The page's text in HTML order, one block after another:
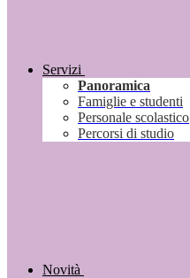
Servizi
Panoramica
Famiglie e studenti
Personale scolastico
Percorsi di studio
Novità